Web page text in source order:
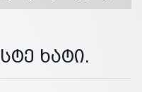
ხატი.